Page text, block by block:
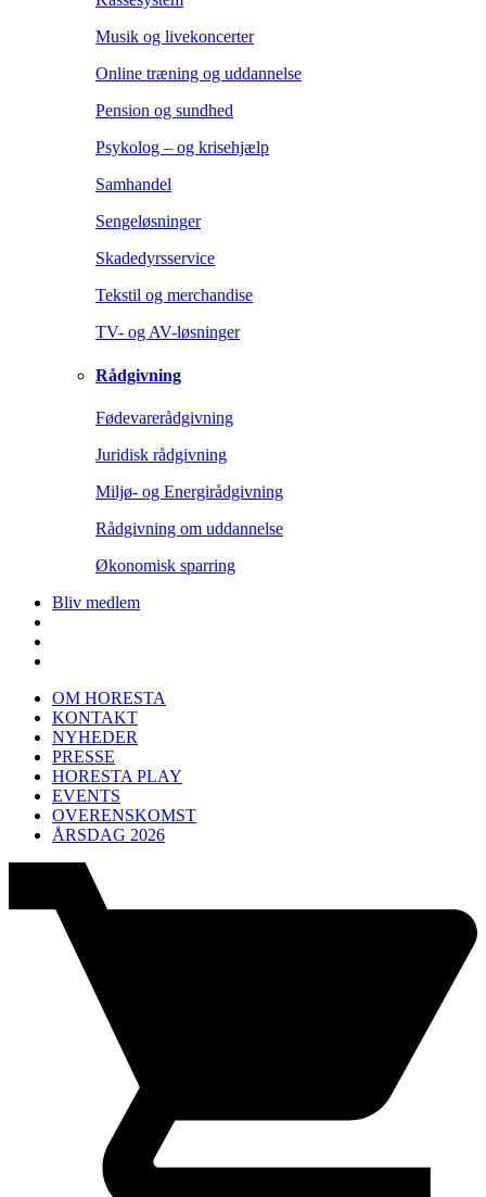
Musik og livekoncerter
Online træning og uddannelse
Pension og sundhed
Psykolog – og krisehjælp
Samhandel
Sengeløsninger
Skadedyrsservice
Tekstil og merchandise
TV- og AV-løsninger
Rådgivning
Fødevarerådgivning
Juridisk rådgivning
Miljø- og Energirådgivning
Rådgivning om uddannelse
Økonomisk sparring
Bliv medlem
OM HORESTA
KONTAKT
NYHEDER
PRESSE
HORESTA PLAY
EVENTS
OVERENSKOMST
ÅRSDAG 2026